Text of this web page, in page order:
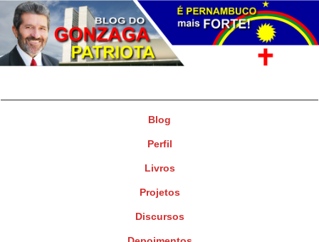
Blog
Perfil
Livros
Projetos
Discursos